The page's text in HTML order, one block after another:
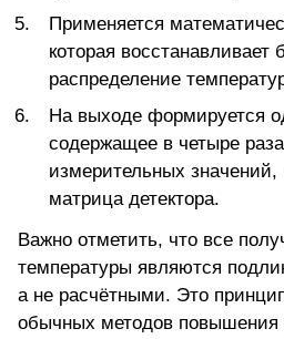
Применяется
которая восстанавливает
распределение
На выходе формируется
содержащее в четыре
измерительных
матрица детектора.
Важно отметить, что все
температуры являются
а не расчётными. Это
обычных методов повышения